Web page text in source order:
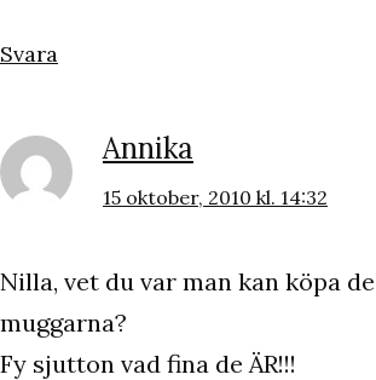
Svara
Annika
15 oktober, 2010 kl. 14:32
Nilla, vet du var man kan köpa
muggarna?
Fy sjutton vad fina de ÄR!!!